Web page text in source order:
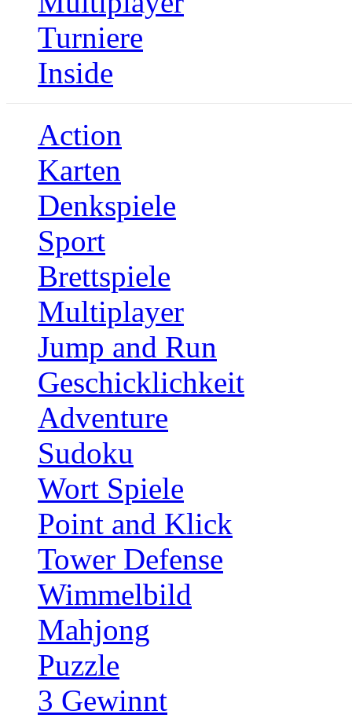
Turniere
Inside
Action
Karten
Denkspiele
Sport
Brettspiele
Multiplayer
Jump and Run
Geschicklichkeit
Adventure
Sudoku
Wort Spiele
Point and Klick
Tower Defense
Wimmelbild
Mahjong
Puzzle
3 Gewinnt